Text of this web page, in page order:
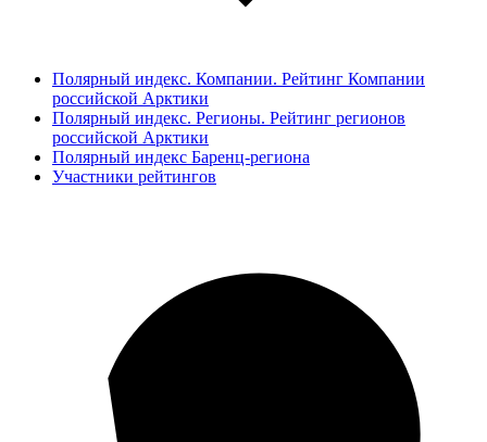
Полярный индекс. Компании. Рейтинг Компании
российской Арктики
Полярный индекс. Регионы. Рейтинг регионов
российской Арктики
Полярный индекс Баренц-региона
Участники рейтингов